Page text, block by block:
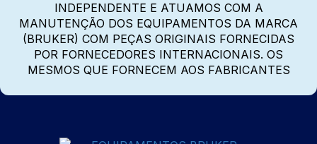
INDEPENDENTE E ATUAMOS COM A
MANUTENÇÃO DOS EQUIPAMENTOS DA MARCA
(BRUKER) COM PEÇAS ORIGINAIS FORNECIDAS
POR FORNECEDORES INTERNACIONAIS. OS
MESMOS QUE FORNECEM AOS FABRICANTES